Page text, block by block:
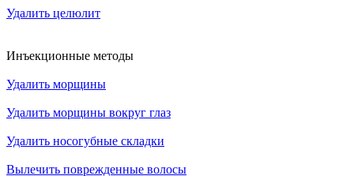
Удалить целюлит
Инъекционные методы
Удалить морщины
Удалить морщины вокруг глаз
Удалить носогубные складки
Вылечить поврежденные волосы